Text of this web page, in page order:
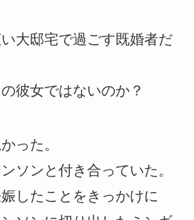
大邸宅で過ごす既婚者だ
彼女ではないのか？
った。
ソンと付き合っていた。
したことをきっかけに